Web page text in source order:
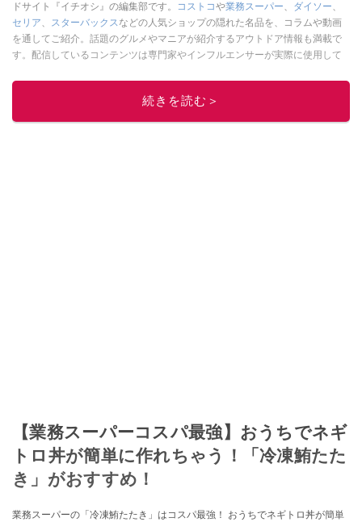
ドサイト『イチオシ』の編集部です。
コストコや業務スーパー、 ダイソー、
セリア、 スターバックスなどの人気ショップの隠れた名品を、コラムや動画
を通してご紹介。話題のグルメやマニアが紹介するアウトドア情報も満載で
す。配信しているコンテンツは専門家やインフルエンサーが実際に使用して
ニュースでフォロー
続きを読む＞
【業務スーパーコスパ最強】おうちでネギ
トロ丼が簡単に作れちゃう！「冷凍鮪たた
き」がおすすめ！
業務スーパーの「冷凍鮪たたき」はコスパ最強！ おうちでネギトロ丼が簡単